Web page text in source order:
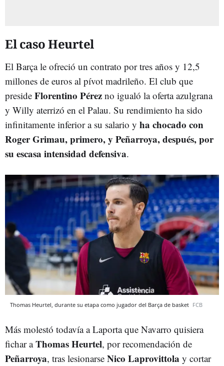
El caso Heurtel
El Barça le ofreció un contrato por tres años y 12,5
millones de euros al pívot madrileño. El club que
preside Florentino Pérez no igualó la oferta azulgrana
y Willy aterrizó en el Palau. Su rendimiento ha sido
infinitamente inferior a su salario y ha chocado con
Roger Grimau, primero, y Peñarroya, después, por
su escasa intensidad defensiva.
Thomas Heurtel, durante su etapa como jugador del Barça de basket FCB
Más molestó todavía a Laporta que Navarro quisiera
fichar aThomas Heurtel, por recomendación de
Peñarroya, tras lesionarse Nico Laprovittola y cortar